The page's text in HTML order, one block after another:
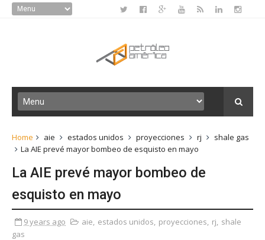
Home aie estados unidos proyecciones rj
shale gas
La AIE prevé mayor bombeo de esquisto en mayo
La AIE prevé mayor bombeo de
esquisto en mayo
9 years ago aie, estados unidos, proyecciones, rj, shale
gas